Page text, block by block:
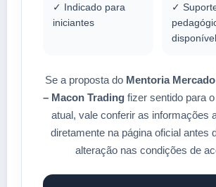
✓ Indicado para
iniciantes
✓
disponível
Se a proposta do Mentoria
– Macon Trading fizer sentido para
atual, vale conferir as informações
diretamente na página oficial antes
alteração nas condições de